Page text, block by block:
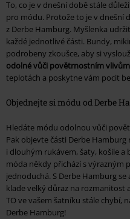
To, co je v dnešní době stále
pro módu. Protože to je v dnešní
z Derbe Hamburg. Myšlenka
každé jednotlivé části. Bundy,
podrobeny zkoušce, aby si
odolné vůči povětrnostním vlivům
teplotách a poskytne vám pocit
Objednejte si módu od Derbe
Hledáte módu odolnou vůči
Pak objevte části Derbe Hamburg
i dlouhým rukávem, šaty, košile a
móda někdy přichází s výrazným
jednoduchá. S Derbe Hamburg
klade velký důraz na rozmanitost
TO ve vašem šatníku stále chybí,
Derbe Hamburg!